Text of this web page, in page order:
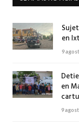
en
9
en
9